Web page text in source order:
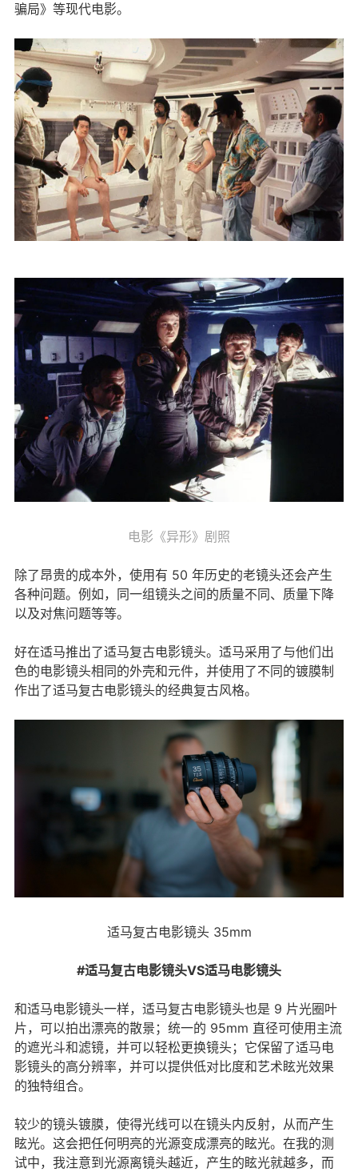
骗局》等现代电影。
电影《异形》剧照
除了昂贵的成本外，使用有 50 年历史的老镜头还会产生
各种问题。例如，同一组镜头之间的质量不同、质量下降
以及对焦问题等等。
好在适马推出了适马复古电影镜头。适马采用了与他们出
色的电影镜头相同的外壳和元件，并使用了不同的镀膜制
作出了适马复古电影镜头的经典复古风格。
适马复古电影镜头 35mm
#适马复古电影镜头VS适马电影镜头
和适马电影镜头一样，适马复古电影镜头也是 9 片光圈叶
片，可以拍出漂亮的散景；统一的 95mm 直径可使用主流
的遮光斗和滤镜，并可以轻松更换镜头；它保留了适马电
影镜头的高分辨率，并可以提供低对比度和艺术眩光效果
的独特组合。
较少的镜头镀膜，使得光线可以在镜头内反射，从而产生
眩光。这会把任何明亮的光源变成漂亮的眩光。在我的测
试中，我注意到光源离镜头越近，产生的眩光就越多，而